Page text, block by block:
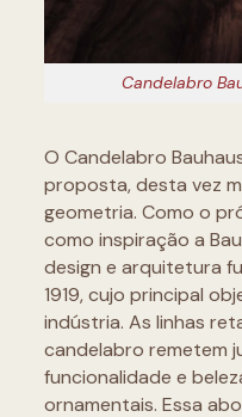
Candelabro
O Candelabro
proposta, desta vez
geometria. Como o
como inspiração a
design e arquitetura
1919, cujo principal
indústria. As linhas
candelabro remetem
funcionalidade e
ornamentais. Essa